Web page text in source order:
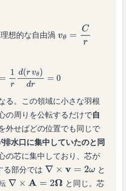
理想的な自由渦vθ =C r
d rvθ)dr=0
る。この領域に小さな羽根
の周りを公転するだけで自
せばどの位置でも同じで
排水口に集中していたのと同
の芯に集中しており、芯が
る部分では ∇× v=2ω
と
∇× A=2Ω
と同じ。芯